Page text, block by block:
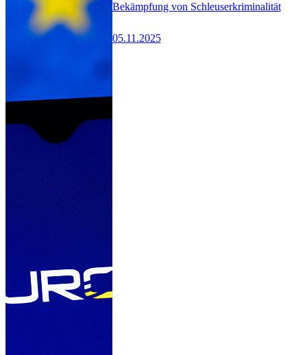
Bekämpfung von Schleuserkriminalität
05.11.2025